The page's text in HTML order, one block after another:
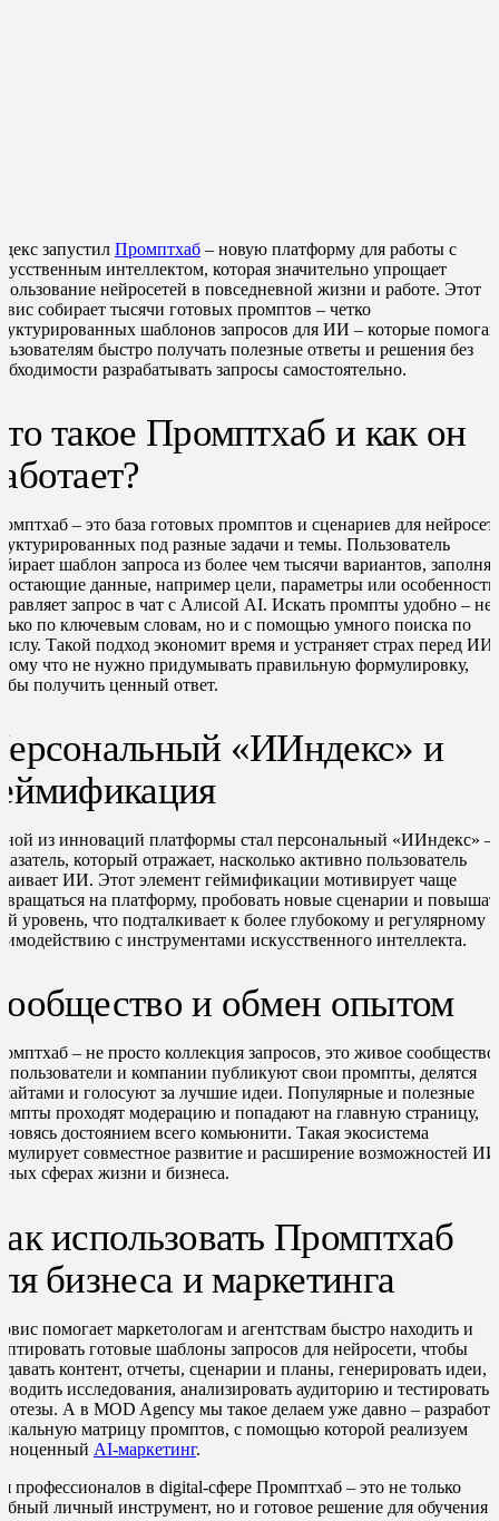
запустил Промптхаб – новую платформу для работы с
интеллектом, которая значительно упрощает
нейросетей в повседневной жизни и работе. Этот
собирает тысячи готовых промптов – четко
шаблонов запросов для ИИ – которые
быстро получать полезные ответы и решения без
разрабатывать запросы самостоятельно.
такое Промптхаб и как он
– это база готовых промптов и сценариев для
под разные задачи и темы. Пользователь
шаблон запроса из более чем тысячи вариантов,
данные, например цели, параметры или
запрос в чат с Алисой AI. Искать промпты удобно – не
по ключевым словам, но и с помощью умного поиска по
Такой подход экономит время и устраняет страх перед ИИ,
что не нужно придумывать правильную формулировку,
получить ценный ответ.
«ИИндекс» и
из инноваций платформы стал персональный «ИИндекс» –
который отражает, насколько активно пользователь
ИИ. Этот элемент геймификации мотивирует чаще
на платформу, пробовать новые сценарии и
уровень, что подталкивает к более глубокому и регулярному
с инструментами искусственного интеллекта.
и обмен опытом
– не просто коллекция запросов, это живое сообщество,
пользователи и компании публикуют свои промпты, делятся
и голосуют за лучшие идеи. Популярные и полезные
проходят модерацию и попадают на главную страницу,
достоянием всего комьюнити. Такая экосистема
совместное развитие и расширение возможностей
сферах жизни и бизнеса.​
использовать Промптхаб
бизнеса и маркетинга
помогает маркетологам и агентствам быстро находить и
готовые шаблоны запросов для нейросети, чтобы
контент, отчеты, сценарии и планы, генерировать идеи,
исследования, анализировать аудиторию и тестировать
А в MOD Agency мы такое делаем уже давно –
матрицу промптов, с помощью которой реализуем
AI-маркетинг.
профессионалов в digital-сфере Промптхаб – это не только
личный инструмент, но и готовое решение для обучения